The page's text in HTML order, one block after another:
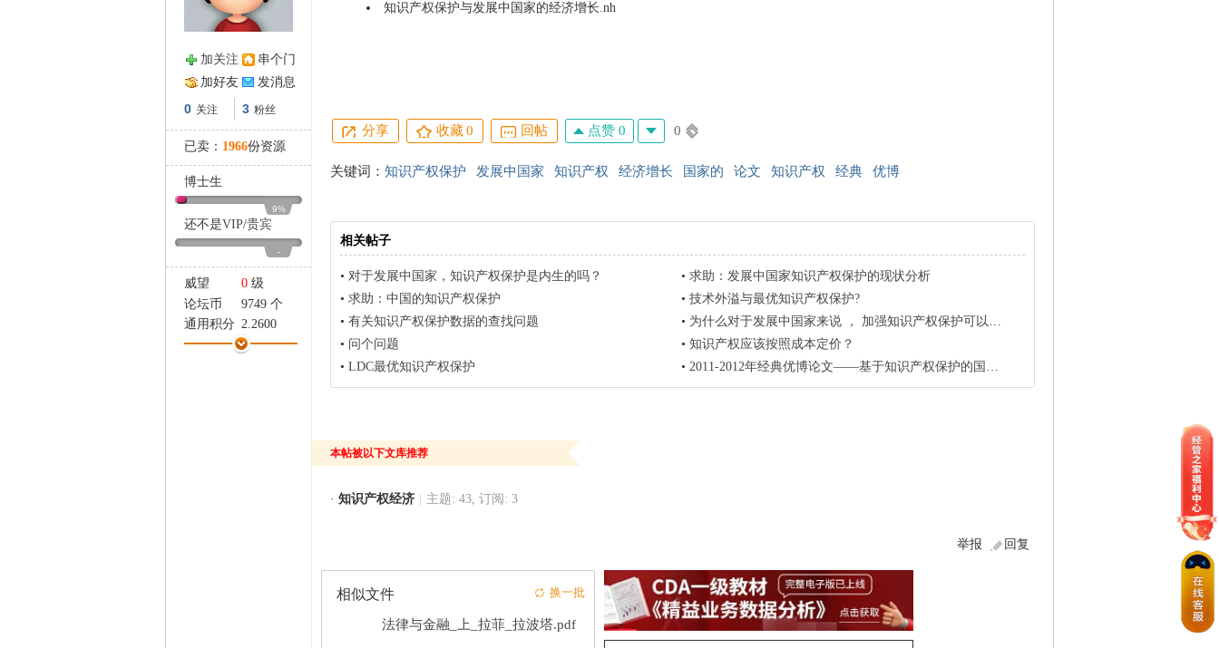
加关注
串个门
加好友
发消息
0 关注 3 粉丝
已卖： 1966份资源
博士生
9%
还不是VIP/贵宾
-
威望 0 级
论坛币
9749 个
通用积分 2.2600
学术水平
0 点
知识产权保护与发展中国家的经济增长.nh
分享 收藏0 回帖 点赞 0 0
关键词： 知识产权保护 发展中国家 知识产权 经济增长 国家的 论文 知识产权 经典 优博
相关帖子
• 对于发展中国家，知识产权保护是内生的吗？ • 求助：发展中国家知识产权保护的现状分析
• 求助：中国的知识产权保护 • 技术外溢与最优知识产权保护?
• 有关知识产权保护数据的查找问题 • 为什么对于发展中国家来说 ， 加强知识产权保护可以为国际技术扩散创造良好的外部环境
• 问个问题 • 知识产权应该按照成本定价？
• LDC最优知识产权保护 • 2011-2012年经典优博论文——基于知识产权保护的国际技术溢出与经济增长
本帖被以下文库推荐
· 知识产权经济 主题: 43, 订阅: 3
回复
举报
相似文件 换一批
法律与金融_上_拉菲_拉波塔.pdf